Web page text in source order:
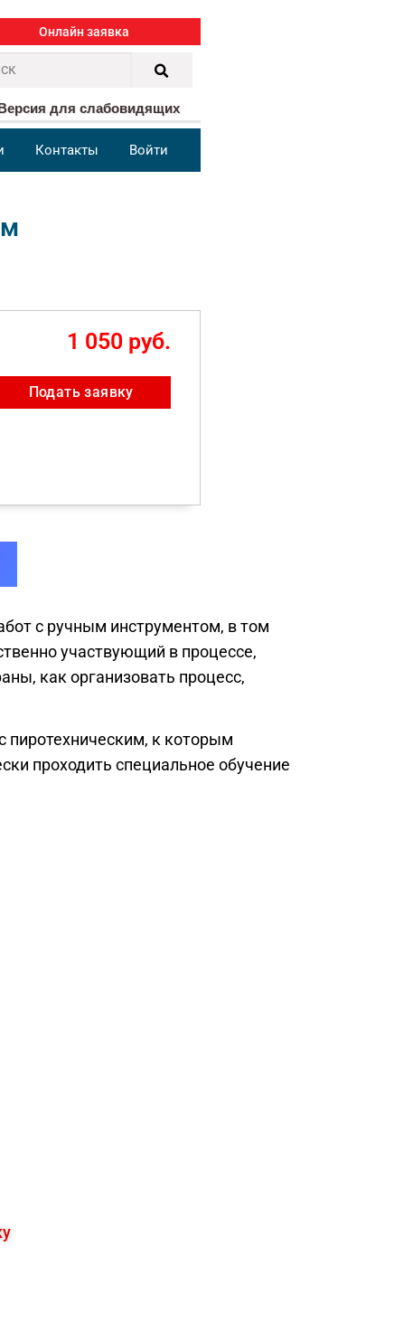
Онлайн заявка
для слабовидящих
Контакты Войти
1 050 руб.
Подать заявку
с ручным инструментом, в том
участвующий в процессе,
как организовать процесс,
пиротехническим, к которым
проходить специальное обучение